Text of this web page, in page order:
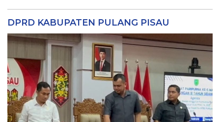
DPRD KABUPATEN PULANG PISAU